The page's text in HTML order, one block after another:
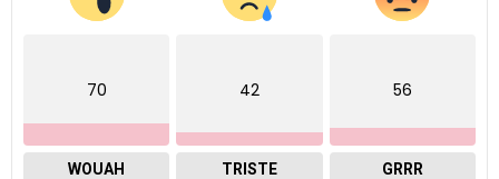
70
WOUAH
42
TRISTE
56
GRRR